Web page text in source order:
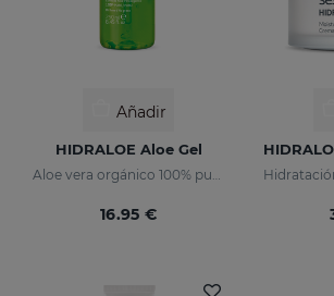
Añadir
HIDRALOE Aloe Gel
Aloe vera orgánico 100% puro
16.95 €